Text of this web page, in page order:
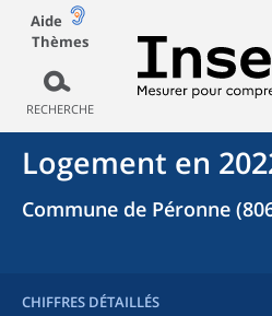
Aide
Thèmes
RECHERCHE
Logement en
Commune de Péronne
CHIFFRES DÉTAILLÉS